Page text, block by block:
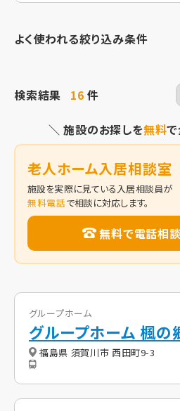
よく使われる絞り込み条件
検索結果 16件
＼ 施設のお探しを無料
老人ホーム入居相談室
施設を実際に見ている入居相談員が
無料電話で相談に対応します。
無料で電話相談
グループホーム
グループホーム 楓の
福島県 須賀川市 西田町9-3